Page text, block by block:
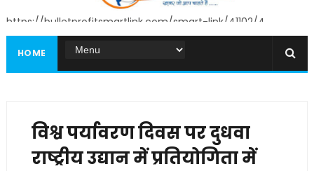
https://bulletprofitsmartlink.com/smart-link/41102/4
HOME
विश्व पर्यावरण दिवस पर दुधवा
राष्ट्रीय उद्यान में प्रतियोगिता में